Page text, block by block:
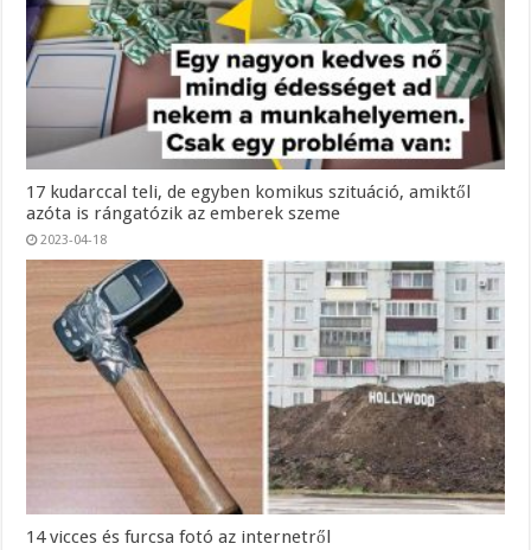
17 kudarccal teli, de egyben komikus szituáció, amiktől
azóta is rángatózik az emberek szeme
2023-04-18
14 vicces és furcsa fotó az internetről